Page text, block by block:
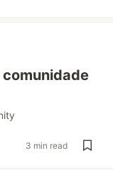
3 min read